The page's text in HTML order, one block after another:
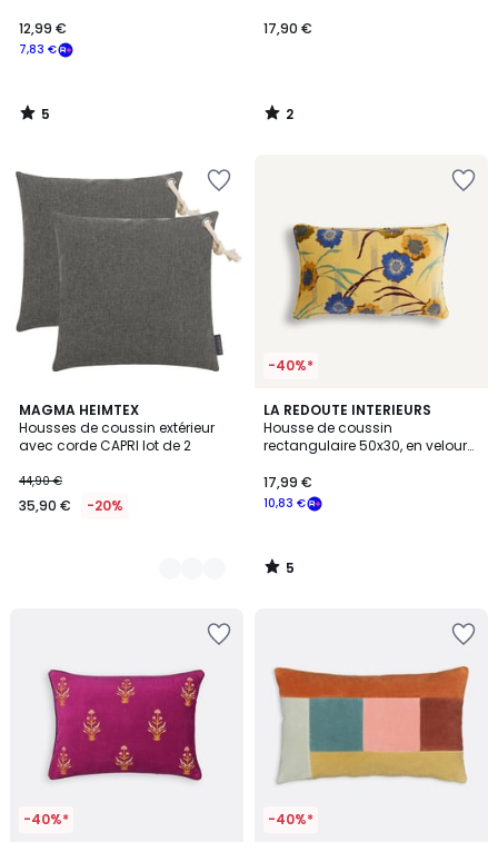
7,83 €
12,99 €
5
/
17,90 €
2
/
MAGMA HEIMTEX
Housses de coussin extérieur
avec corde CAPRI lot de 2
44,90 €
35,90 € -20%
5
Couleurs
-40%*
LA REDOUTE INTERIEURS
Housse de coussin
rectangulaire 50x30, en velours
10,83 €
17,99 €
5
/
5
5
/
-40%* -40%*